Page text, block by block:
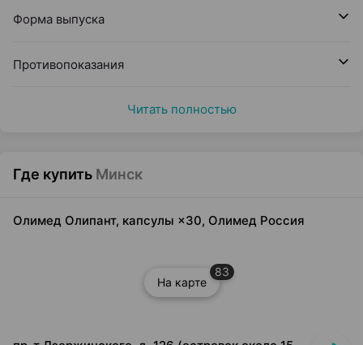
Форма выпуска
Противопоказания
Читать полностью
Где купить Минск
Олимед Олипант, капсулы ×30, Олимед Россия
На карте
83